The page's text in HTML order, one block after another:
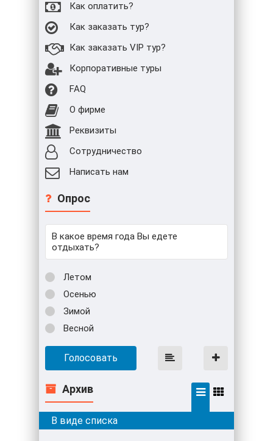
Как оплатить?
Как заказать тур?
Как заказать VIP тур?
Корпоративные туры
FAQ
О фирме
Реквизиты
Сотрудничество
Написать нам
Опрос
В какое время года Вы едете
отдыхать?
Летом
Осенью
Зимой
Весной
Голосовать
Архив